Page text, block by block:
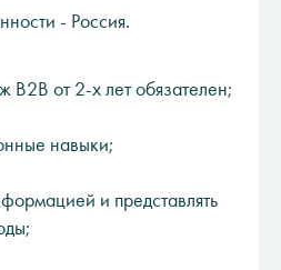
- Россия.
B2B от 2-х лет обязателен;
навыки;
и представлять